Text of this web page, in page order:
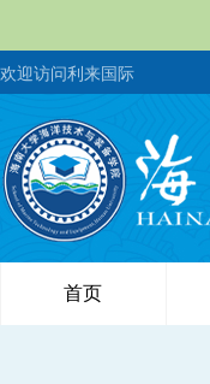
欢迎访问利来国际
首页